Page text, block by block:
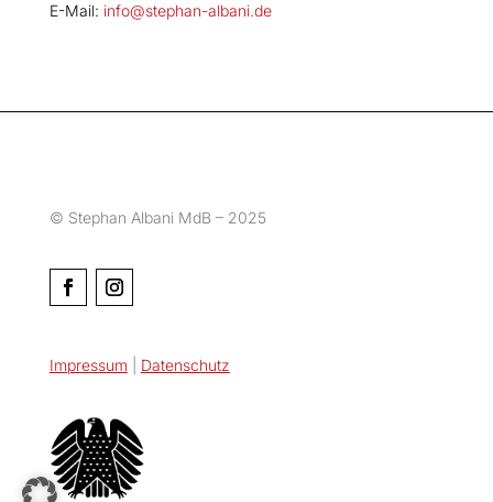
E-Mail: info@stephan-albani.de
© Stephan Albani MdB – 2025
Impressum Datenschutz